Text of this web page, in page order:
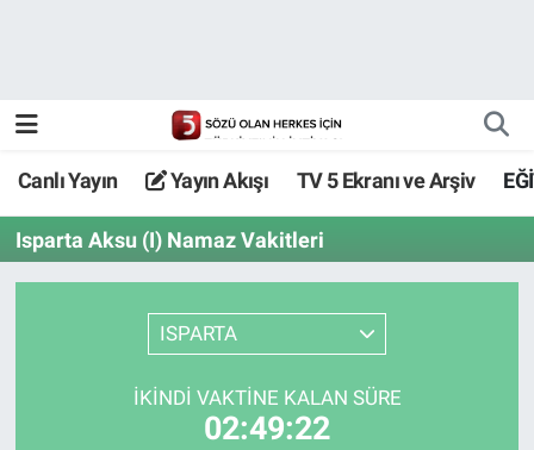
Canlı Yayın Yayın Akışı TV 5 Ekranı ve Arşiv
Isparta Aksu (I) Namaz Vakitleri
ISPARTA
İKINDI VAKTİNE KALAN SÜRE
02:49:22
TV 5 Ekranı ve Arşiv